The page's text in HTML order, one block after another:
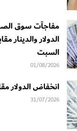
مفاجآت سوق
الدولار والدينار
السبت
01/08/2026
انخفاض الدولار
31/07/2026